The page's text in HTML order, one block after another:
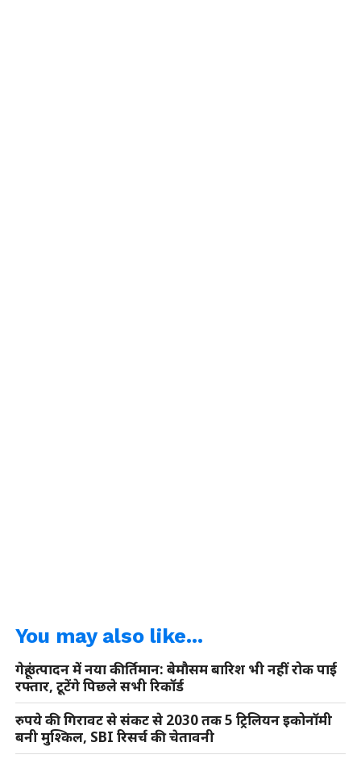
You may also like...
गेहूं उत्पादन में नया कीर्तिमान: बेमौसम बारिश भी नहीं रोक पाई
रफ्तार, टूटेंगे पिछले सभी रिकॉर्ड
रुपये की गिरावट से संकट से 2030 तक 5 ट्रिलियन इकोनॉमी
बनी मुश्किल, SBI रिसर्च की चेतावनी